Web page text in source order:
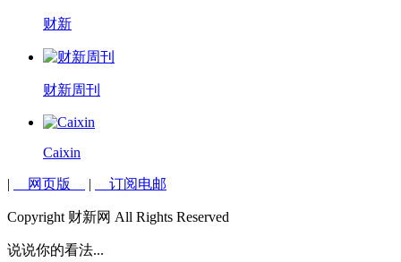
财新
财新周刊
Caixin
| 网页版 | 订阅电邮
Copyright 财新网 All Rights Reserved
说说你的看法...